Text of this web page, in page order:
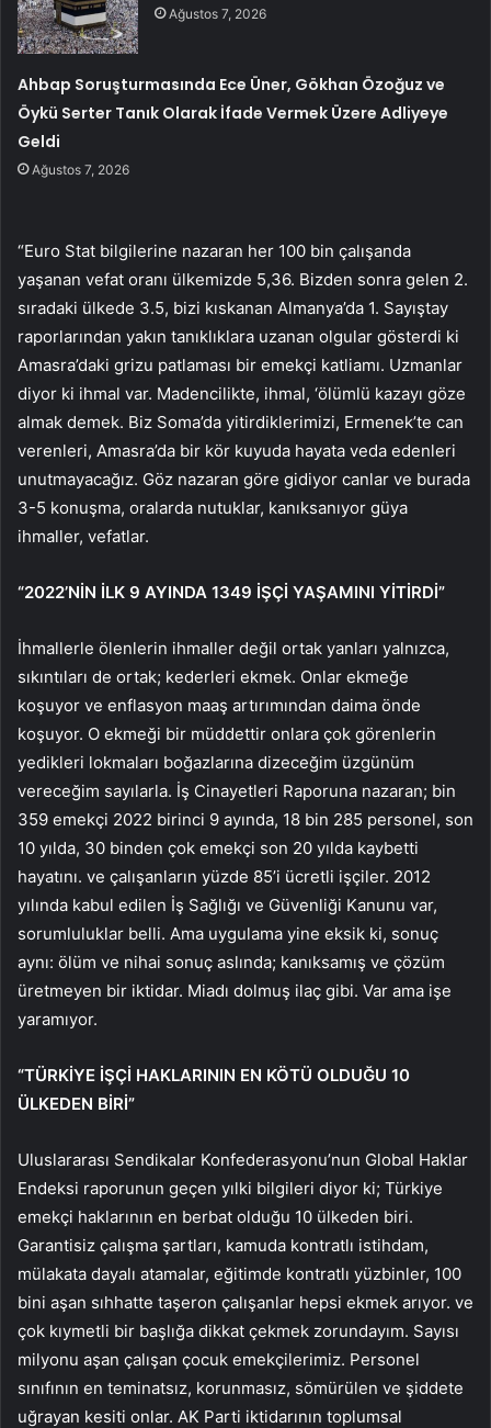
Ağustos 7, 2026
Ahbap Soruşturmasında Ece Üner, Gökhan Özoğuz ve
Öykü Serter Tanık Olarak İfade Vermek Üzere Adliyeye
Geldi
Ağustos 7, 2026
“Euro Stat bilgilerine nazaran her 100 bin çalışanda
yaşanan vefat oranı ülkemizde 5,36. Bizden sonra gelen 2.
sıradaki ülkede 3.5, bizi kıskanan Almanya’da 1. Sayıştay
raporlarından yakın tanıklıklara uzanan olgular gösterdi ki
Amasra’daki grizu patlaması bir emekçi katliamı. Uzmanlar
diyor ki ihmal var. Madencilikte, ihmal, ‘ölümlü kazayı göze
almak demek. Biz Soma’da yitirdiklerimizi, Ermenek’te can
verenleri, Amasra’da bir kör kuyuda hayata veda edenleri
unutmayacağız. Göz nazaran göre gidiyor canlar ve burada
3-5 konuşma, oralarda nutuklar, kanıksanıyor güya
ihmaller, vefatlar.
“2022’NİN İLK 9 AYINDA 1349 İŞÇİ YAŞAMINI YİTİRDİ”
İhmallerle ölenlerin ihmaller değil ortak yanları yalnızca,
sıkıntıları de ortak; kederleri ekmek. Onlar ekmeğe
koşuyor ve enflasyon maaş artırımından daima önde
koşuyor. O ekmeği bir müddettir onlara çok görenlerin
yedikleri lokmaları boğazlarına dizeceğim üzgünüm
vereceğim sayılarla. İş Cinayetleri Raporuna nazaran; bin
359 emekçi 2022 birinci 9 ayında, 18 bin 285 personel, son
10 yılda, 30 binden çok emekçi son 20 yılda kaybetti
hayatını. ve çalışanların yüzde 85’i ücretli işçiler. 2012
yılında kabul edilen İş Sağlığı ve Güvenliği Kanunu var,
sorumluluklar belli. Ama uygulama yine eksik ki, sonuç
aynı: ölüm ve nihai sonuç aslında; kanıksamış ve çözüm
üretmeyen bir iktidar. Miadı dolmuş ilaç gibi. Var ama işe
yaramıyor.
“TÜRKİYE İŞÇİ HAKLARININ EN KÖTÜ OLDUĞU 10
ÜLKEDEN BİRİ”
Uluslararası Sendikalar Konfederasyonu’nun Global Haklar
Endeksi raporunun geçen yılki bilgileri diyor ki; Türkiye
emekçi haklarının en berbat olduğu 10 ülkeden biri.
Garantisiz çalışma şartları, kamuda kontratlı istihdam,
mülakata dayalı atamalar, eğitimde kontratlı yüzbinler, 100
bini aşan sıhhatte taşeron çalışanlar hepsi ekmek arıyor. ve
çok kıymetli bir başlığa dikkat çekmek zorundayım. Sayısı
milyonu aşan çalışan çocuk emekçilerimiz. Personel
sınıfının en teminatsız, korunmasız, sömürülen ve şiddete
uğrayan kesiti onlar. AK Parti iktidarının toplumsal